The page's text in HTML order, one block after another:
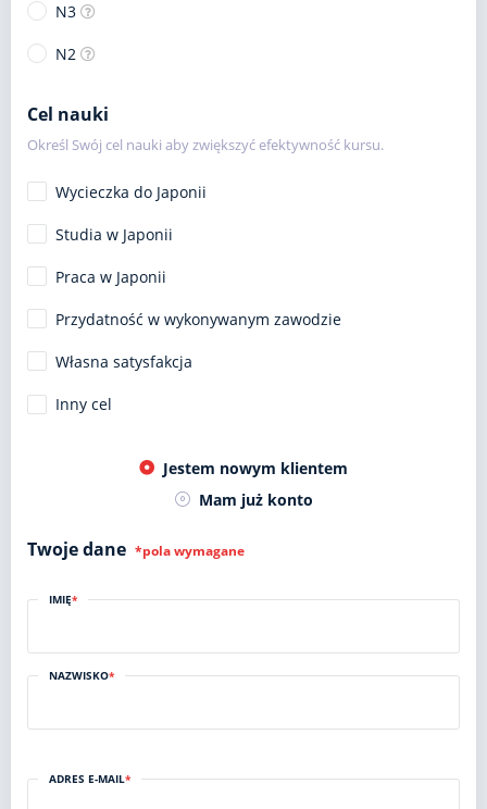
N3
N2
Cel nauki
Określ Swój cel nauki aby zwiększyć efektywność kursu.
Wycieczka do Japonii
Studia w Japonii
Praca w Japonii
Przydatność w wykonywanym zawodzie
Własna satysfakcja
Inny cel
Jestem nowym klientem
Mam już konto
Twoje dane *pola wymagane
IMIĘ*
NAZWISKO*
ADRES E-MAIL*